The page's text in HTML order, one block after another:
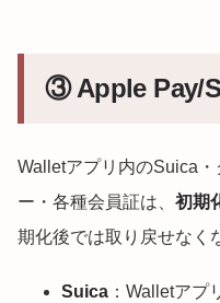
③ Apple Pay/
Walletアプリ内のSuica
ー・各種会員証は、 初期
期化後では取り戻せなく
Suica ：Walletア